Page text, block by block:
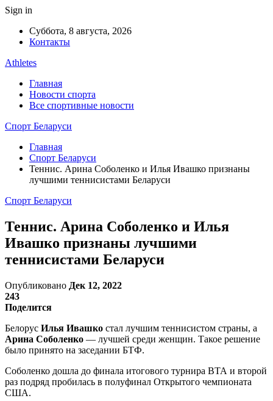
Sign in
Суббота, 8 августа, 2026
Контакты
Athletes
Главная
Новости спорта
Все спортивные новости
Спорт Беларуси
Главная
Спорт Беларуси
Теннис. Арина Соболенко и Илья Ивашко признаны
лучшими теннисистами Беларуси
Спорт Беларуси
Теннис. Арина Соболенко и Илья
Ивашко признаны лучшими
теннисистами Беларуси
Опубликовано Дек 12, 2022
243
Поделится
Белорус Илья Ивашко стал лучшим теннисистом страны, а
Арина Соболенко — лучшей среди женщин. Такое решение
было принято на заседании БТФ.
Соболенко дошла до финала итогового турнира ВТА и второй
раз подряд пробилась в полуфинал Открытого чемпионата
США.